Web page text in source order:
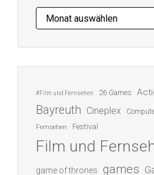
Archiv
#Film und Fernsehen 26 Games
Bayreuth Cineplex
Fernsehen Festival
Film und
game of thrones games